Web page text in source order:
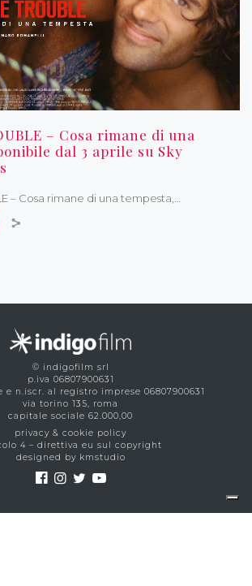
– Cosa rimane di una
dal 3 aprile su Sky
– Cosa rimane di una tempesta,…
© indigofilm srl
p.iva 06807900631
e n.iscr. al registro imprese 06807900631
via torino 135, roma
capitale sociale 62.000,00
privacy & cookie policy
4 – direttiva eu sul copyright
designed by kmstudio